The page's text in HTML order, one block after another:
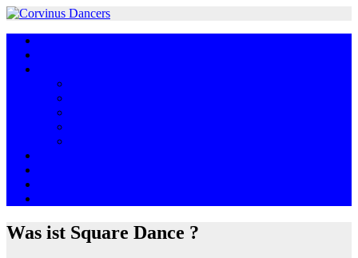
Skip
content
Was ist Square Dance ?